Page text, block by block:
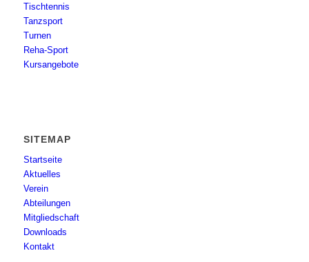
Tischtennis
Tanzsport
Turnen
Reha-Sport
Kursangebote
SITEMAP
Startseite
Aktuelles
Verein
Abteilungen
Mitgliedschaft
Downloads
Kontakt